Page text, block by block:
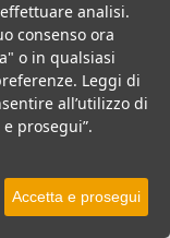
per grandi momenti
analisi.
consenso ora
o in qualsiasi
Leggi di
all’utilizzo di
prosegui”.
Accetta e prosegui